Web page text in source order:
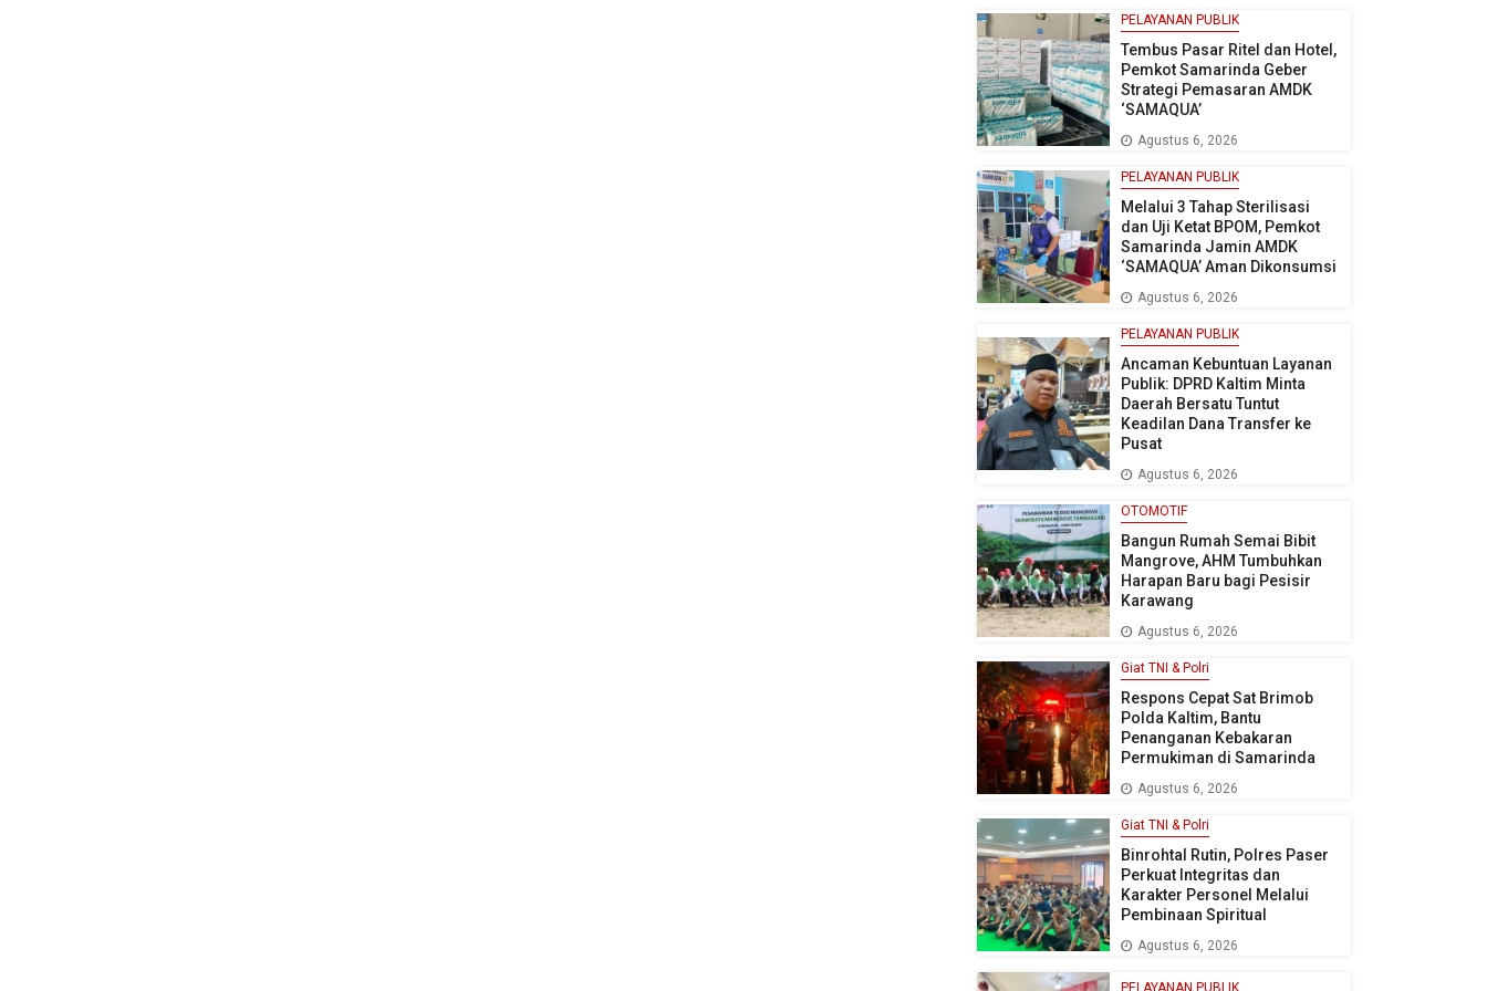
PELAYANAN PUBLIK
Tembus Pasar Ritel dan Hotel,
Pemkot Samarinda Geber
Strategi Pemasaran AMDK
‘SAMAQUA’
Agustus 6, 2026
PELAYANAN PUBLIK
Melalui 3 Tahap Sterilisasi
dan Uji Ketat BPOM, Pemkot
Samarinda Jamin AMDK
‘SAMAQUA’ Aman Dikonsumsi
Agustus 6, 2026
PELAYANAN PUBLIK
Ancaman Kebuntuan Layanan
Publik: DPRD Kaltim Minta
Daerah Bersatu Tuntut
Keadilan Dana Transfer ke
Pusat
Agustus 6, 2026
OTOMOTIF
Bangun Rumah Semai Bibit
Mangrove, AHM Tumbuhkan
Harapan Baru bagi Pesisir
Karawang
Agustus 6, 2026
Giat TNI & Polri
Respons Cepat Sat Brimob
Polda Kaltim, Bantu
Penanganan Kebakaran
Permukiman di Samarinda
Agustus 6, 2026
Giat TNI & Polri
Binrohtal Rutin, Polres Paser
Perkuat Integritas dan
Karakter Personel Melalui
Pembinaan Spiritual
Agustus 6, 2026
PELAYANAN PUBLIK